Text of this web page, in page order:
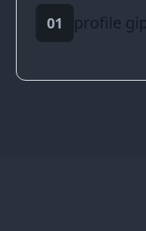
01 profile